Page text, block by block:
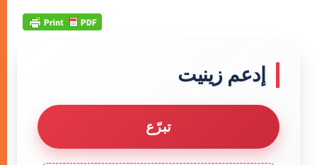
إدعم زينيت
تبرّع